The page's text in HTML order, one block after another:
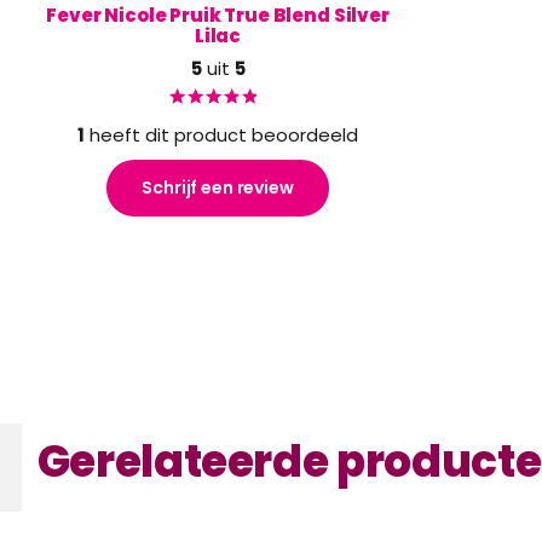
Fever Nicole Pruik True Blend Silver
Lilac
5uit 5
1 heeft dit product beoordeeld
Schrijf een review
Gerelateerde